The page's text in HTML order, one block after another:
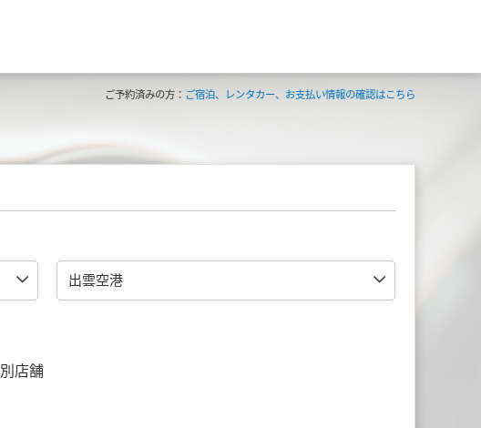
ご予約済みの方： ご宿泊、レンタカー、お支払い情報の確認はこちら
別店舗